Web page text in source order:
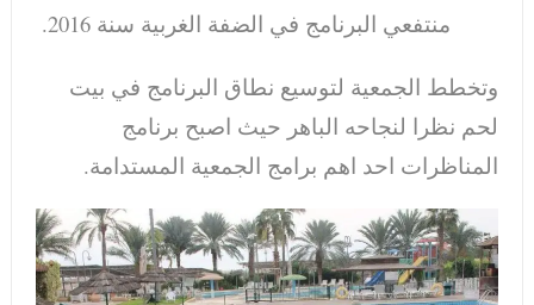
منتفعي البرنامج في الضفة الغربية سنة 2016.
وتخطط الجمعية لتوسيع نطاق البرنامج في بيت
لحم نظرا لنجاحه الباهر حيث اصبح برنامج
المناظرات احد اهم برامج الجمعية المستدامة.